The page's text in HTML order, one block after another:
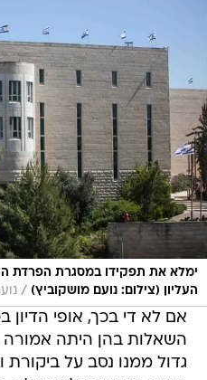
ימלא את תפקידו במסגרת הפרדת
העליון (צילום: נועם מושקוביץ) /
אם לא די בכך, אופי
השאלות בהן היתה
גדול ממנו נסב על ביקורת